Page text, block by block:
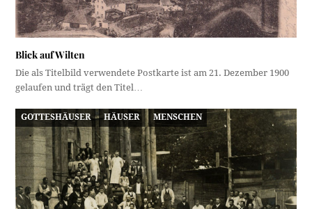
Blick auf Wilten
Die als Titelbild verwendete Postkarte ist am 21. Dezember 1900
gelaufen und trägt den Titel…
GOTTESHÄUSER HÄUSER MENSCHEN